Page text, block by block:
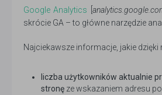
Google Analytics
skrócie GA – to główne narzędzie
Najciekawsze informacje, jakie dzięki
liczba użytkowników aktualnie
stronę ze wskazaniem adresu